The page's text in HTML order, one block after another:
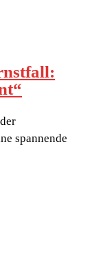
spannende